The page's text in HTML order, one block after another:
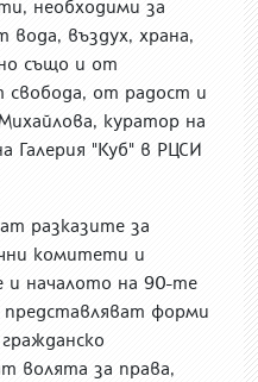
необходими за
въздух, храна,
също и от
свобода, от радост и
куратор на
Галерия "Куб" в РЦСИ
разказите за
комитети и
и началото на 90-те
представляват форми
волята за права,